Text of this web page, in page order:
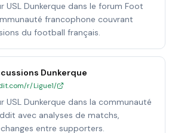
USL Dunkerque dans le forum Foot
francophone couvrant
du football français.
Dunkerque
r/Ligue1/
USL Dunkerque dans la communauté
avec analyses de matchs,
entre supporters.